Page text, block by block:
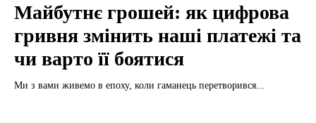
Майбутнє грошей: як цифрова
гривня змінить наші платежі та
чи варто її боятися
Ми з вами живемо в епоху, коли гаманець перетворився...